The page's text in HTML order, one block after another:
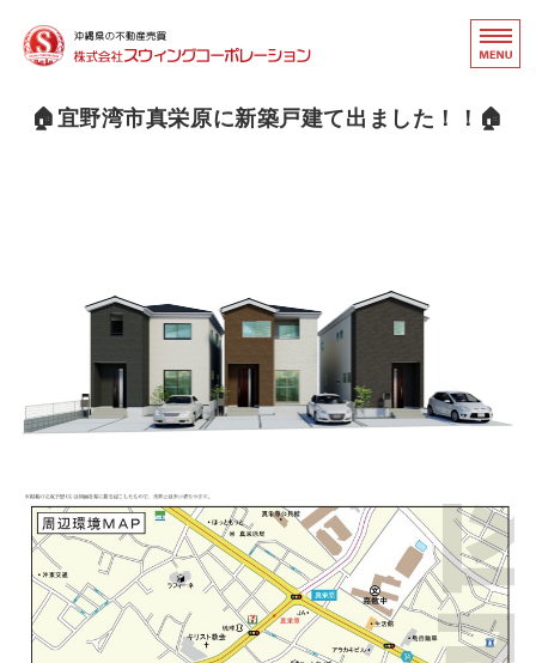
沖縄県の不動産売買
ホーム
お問い合わせ
🏠宜野湾市真栄原に新築戸建て出ました！！🏠